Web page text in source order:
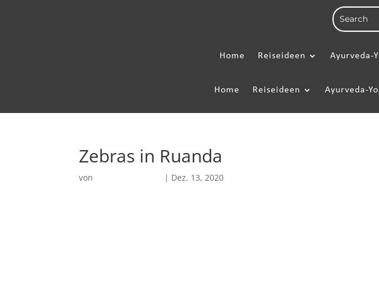
Home Reiseideen Ayurveda-
Home Reiseideen Ayurveda-
Zebras in Ruanda
von | Dez. 13, 2020